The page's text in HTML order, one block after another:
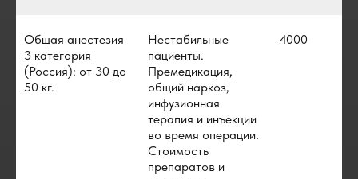
Общая анестезия
3 категория
(Россия): от 30 до
50 кг.
Нестабильные
пациенты.
Премедикация,
общий наркоз,
инфузионная
терапия и инъекции
во время операции.
Стоимость
препаратов и
4000